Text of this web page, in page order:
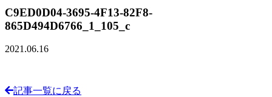
C9ED0D04-3695-4F13-82F8-
865D494D6766_1_105_c
2021.06.16
記事一覧に戻る